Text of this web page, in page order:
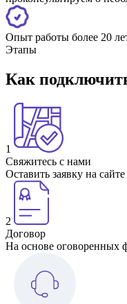
Опыт работы более 20
Этапы
Как
1
Свяжитесь с нами
Оставить заявку на
2
Договор
На основе оговоренных